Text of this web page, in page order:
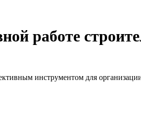
работе
инструментом для